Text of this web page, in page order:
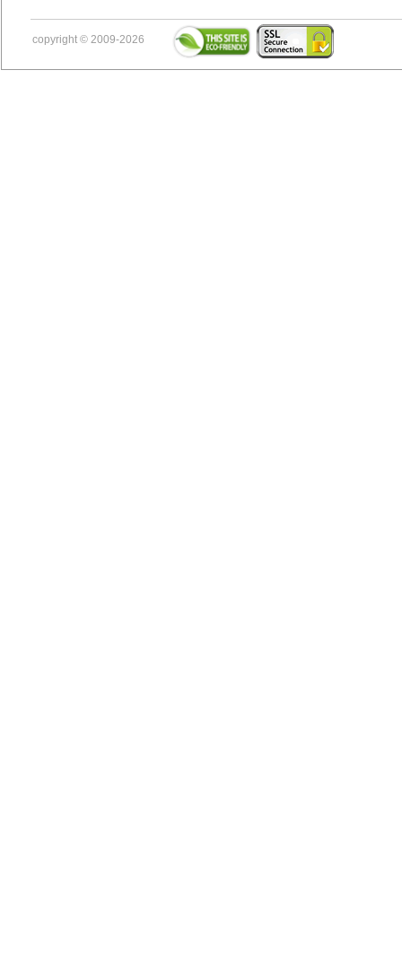
copyright © 2009-2026